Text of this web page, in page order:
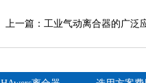
上一篇：工业气动离合器的广泛